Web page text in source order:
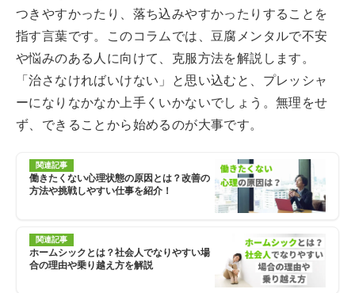
つきやすかったり、落ち込みやすかったりすることを
指す言葉です。このコラムでは、豆腐メンタルで不安
や悩みのある人に向けて、克服方法を解説します。
「治さなければいけない」と思い込むと、プレッシャ
ーになりなかなか上手くいかないでしょう。無理をせ
ず、できることから始めるのが大事です。
関連記事
働きたくない心理状態の原因とは？改善の
方法や挑戦しやすい仕事を紹介！
関連記事
ホームシックとは？社会人でなりやすい場
合の理由や乗り越え方を解説